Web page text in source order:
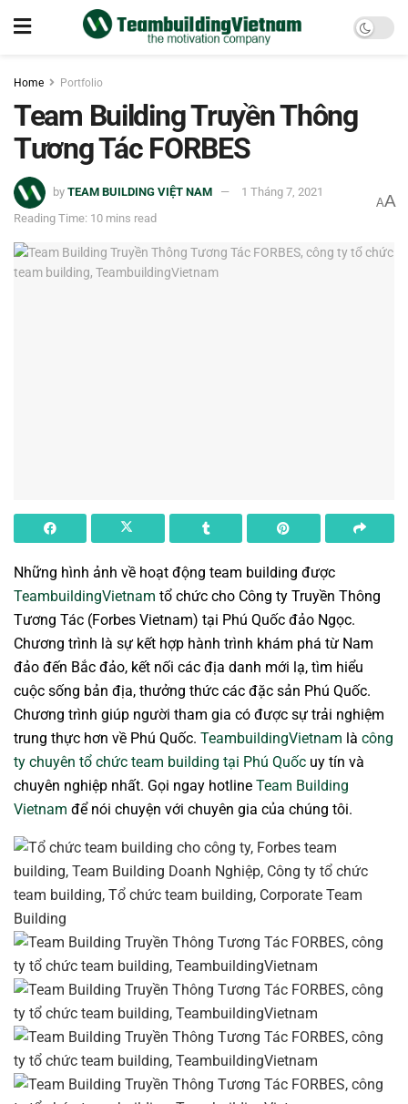
Home Portfolio
Team Building Truyền Thông
Tương Tác FORBES
by TEAM BUILDING VIỆT NAM
1 Tháng 7, 2021
Reading Time: 10 mins read
AA
Những hình ảnh về hoạt động team building được
TeambuildingVietnam tổ chức cho Công ty Truyền Thông
Tương Tác (Forbes Vietnam) tại Phú Quốc đảo Ngọc.
Chương trình là sự kết hợp hành trình khám phá từ Nam
đảo đến Bắc đảo, kết nối các địa danh mới lạ, tìm hiểu
cuộc sống bản địa, thưởng thức các đặc sản Phú Quốc.
Chương trình giúp người tham gia có được sự trải nghiệm
trung thực hơn về Phú Quốc. TeambuildingVietnam là công
ty chuyên tổ chức team building tại Phú Quốc uy tín và
chuyên nghiệp nhất. Gọi ngay hotline Team Building
Vietnam để nói chuyện với chuyên gia của chúng tôi.